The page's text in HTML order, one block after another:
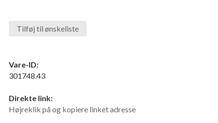
Tilføj til ønskeliste
Vare-ID:
301748.43
Direkte link:
Højreklik på og kopiere linket adresse